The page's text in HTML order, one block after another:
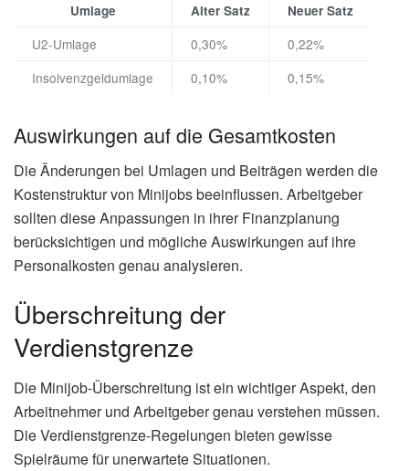
Umlage Alter Satz Neuer Satz
U2-Umlage 0,30%
0,22%
Insolvenzgeldumlage
0,10% 0,15%
Auswirkungen auf die Gesamtkosten
Die Änderungen bei Umlagen und Beiträgen werden die
Kostenstruktur von Minijobs beeinflussen. Arbeitgeber
sollten diese Anpassungen in ihrer Finanzplanung
berücksichtigen und mögliche Auswirkungen auf ihre
Personalkosten genau analysieren.
Überschreitung der
Verdienstgrenze
Die Minijob-Überschreitung ist ein wichtiger Aspekt, den
Arbeitnehmer und Arbeitgeber genau verstehen müssen.
Die Verdienstgrenze-Regelungen bieten gewisse
Spielräume für unerwartete Situationen.